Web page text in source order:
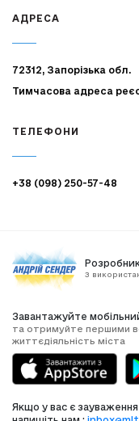
АДРЕСА
72312, Запорізька обл.
Тимчасова адреса
ТЕЛЕФОНИ
+38 (098) 250-57-48
З
Завантажуйте
та отримуйте першими
життєдіяльність міста
Якщо у вас є зауваження